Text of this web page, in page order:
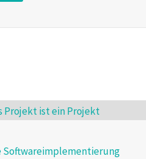
Softwareimplementierung